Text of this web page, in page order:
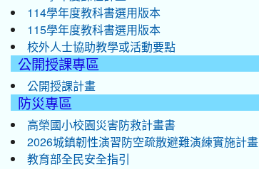
114學年度教科書選用版本
115學年度教科書選用版本
校外人士協助教學或活動要點
公開授課專區
公開授課計畫
防災專區
高榮國小校園災害防救計畫書
2026城鎮韌性演習防空疏散避難演練實施計畫
教育部全民安全指引